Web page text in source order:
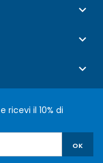



e ricevi il 10% di